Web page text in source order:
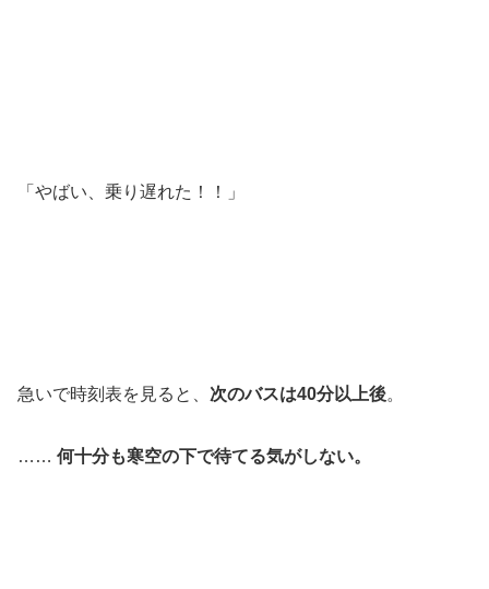
「やばい、乗り遅れた！！」
急いで時刻表を見ると、 次のバスは40分以上後。
…… 何十分も寒空の下で待てる気がしない。